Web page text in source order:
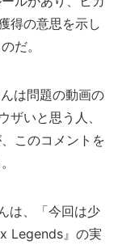
得の意思を示し
だ。
は問題の動画の
ザいと思う人、
このコメントを
は、「今回は少
Legends』の実